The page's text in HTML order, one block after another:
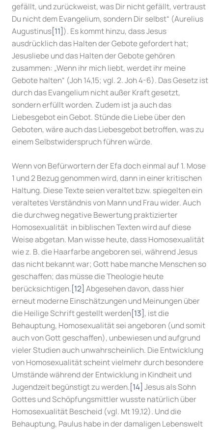
gefällt, und zurückweist, was Dir nicht gefällt, vertraust
Du nicht dem Evangelium, sondern Dir selbst“ (Aurelius
Augustinus[11]). Es kommt hinzu, dass Jesus
ausdrücklich das Halten der Gebote gefordert hat;
Jesusliebe und das Halten der Gebote gehören
zusammen: „Wenn ihr mich liebt, werdet ihr meine
Gebote halten“ (Joh 14,15; vgl. 2. Joh 4-6). Das Gesetz ist
durch das Evangelium nicht außer Kraft gesetzt,
sondern erfüllt worden. Zudem ist ja auch das
Liebesgebot ein Gebot. Stünde die Liebe über den
Geboten, wäre auch das Liebesgebot betroffen, was zu
einem Selbstwiderspruch führen würde.
Wenn von Befürwortern der Efa doch einmal auf 1. Mose
1 und 2 Bezug genommen wird, dann in einer kritischen
Haltung. Diese Texte seien veraltet bzw. spiegelten ein
veraltetes Verständnis von Mann und Frau wider. Auch
die durchweg negative Bewertung praktizierter
Homosexualität in biblischen Texten wird auf diese
Weise abgetan. Man wisse heute, dass Homosexualität
wie z. B. die Haarfarbe angeboren sei, während Jesus
das nicht bekannt war; Gott habe manche Menschen so
geschaffen; das müsse die Theologie heute
berücksichtigen.[12] Abgesehen davon, dass hier
erneut moderne Einschätzungen und Meinungen über
die Heilige Schrift gestellt werden[13], ist die
Behauptung, Homosexualität sei angeboren (und somit
auch von Gott geschaffen), unbewiesen und aufgrund
vieler Studien auch unwahrscheinlich. Die Entwicklung
von Homosexualität scheint vielmehr durch besondere
Umstände während der Entwicklung in Kindheit und
Jugendzeit begünstigt zu werden.[14] Jesus als Sohn
Gottes und Schöpfungsmittler wusste natürlich über
Homosexualität Bescheid (vgl. Mt 19,12). Und die
Behauptung, Paulus habe in der damaligen Lebenswelt